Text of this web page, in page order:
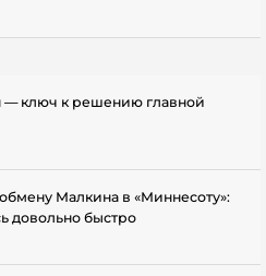
— ключ к решению главной
Малкина в «Миннесоту»:
довольно быстро